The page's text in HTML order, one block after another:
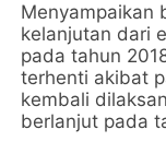
Menyampaikan
kelanjutan dari
pada tahun
terhenti akibat
kembali
berlanjut pada